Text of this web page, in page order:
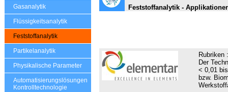
Gasanalytik
Flüssigkeitsanalytik
Feststoffanalytik
Partikelanalytik
Physikalische Parameter
Automatisierungslösungen
Kontrolltechnologie
Feststoffanalytik -
Rubriken :
Der
< 0,01
bzw.